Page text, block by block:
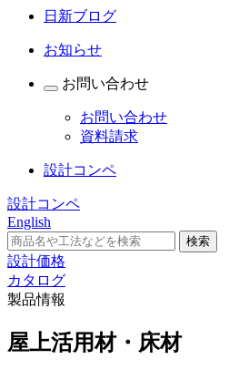
日新ブログ
お知らせ
お問い合わせ
お問い合わせ
資料請求
設計コンペ
設計コンペ
English
設計価格
カタログ
製品情報
屋上活用材・床材